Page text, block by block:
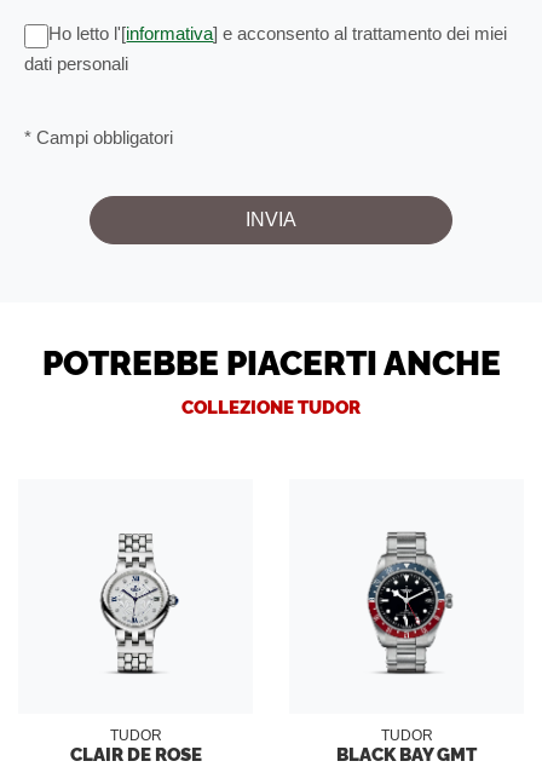
Ho letto l'[informativa] e acconsento al trattamento dei miei
dati personali
* Campi obbligatori
POTREBBE PIACERTI ANCHE
COLLEZIONE TUDOR
TUDOR
CLAIR DE ROSE
TUDOR
BLACK BAY GMT